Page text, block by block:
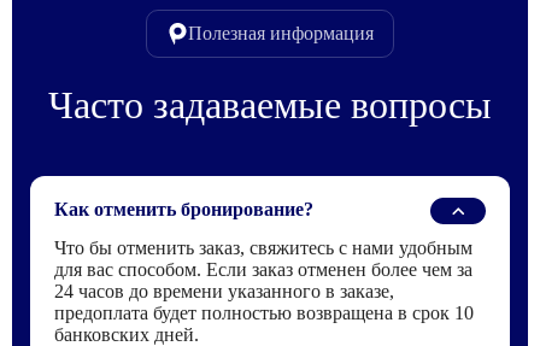
Полезная информация
Часто задаваемые вопросы
Как отменить бронирование?
Что бы отменить заказ, свяжитесь с нами удобным
для вас способом. Если заказ отменен более чем за
24 часов до времени указанного в заказе,
предоплата будет полностью возвращена в срок 10
банковских дней.